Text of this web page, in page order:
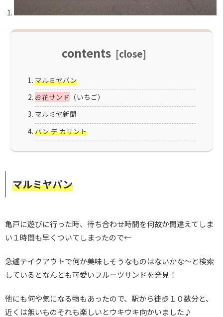
contents
マルミヤパン
お花サンド （いちご）
マルミヤ新聞
パン デ カリント
マルミヤパン
亀戸に遊びに行った時、待ち合わせ時間を何故か間違えてしま
い１時間も早くついてしまったので←
急遽テイクアウトで何か美味しそうなものはないかな〜と検索
しているとなんとも可愛いフルーツサンドを発見！
他にも何や気になる物もあったので、駅から徒歩１０数分と、
近くは無いものそれも楽しいとウキウキ向かいました♪